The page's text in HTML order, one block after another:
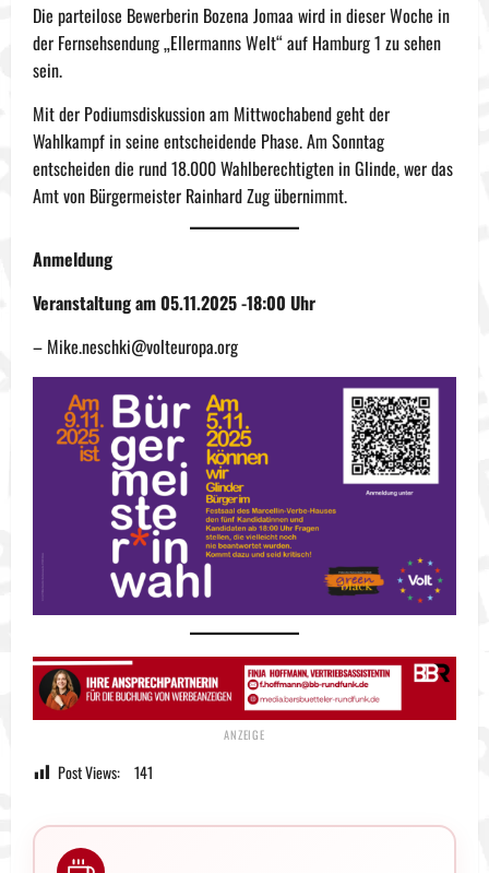
Die parteilose Bewerberin Bozena Jomaa wird in dieser Woche in
der Fernsehsendung „Ellermanns Welt“ auf Hamburg 1 zu sehen
sein.
Mit der Podiumsdiskussion am Mittwochabend geht der
Wahlkampf in seine entscheidende Phase. Am Sonntag
entscheiden die rund 18.000 Wahlberechtigten in Glinde, wer das
Amt von Bürgermeister Rainhard Zug übernimmt.
Anmeldung
Veranstaltung am 05.11.2025 -18:00 Uhr
– Mike.neschki@volteuropa.org
Post Views: 141